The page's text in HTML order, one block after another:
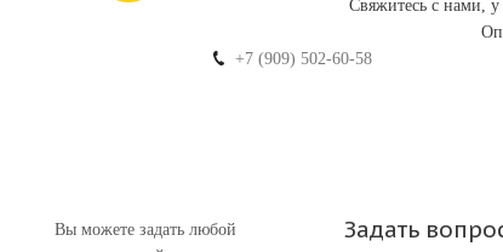
Свяжитесь с нами,
+7 (909) 502-60-58
Вы можете задать любой
Задать